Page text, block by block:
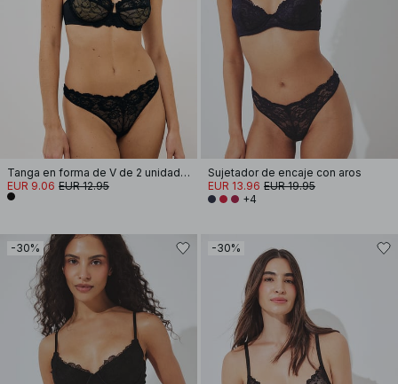
Tanga en forma de V de 2 unidades
EUR 9.06 EUR 12.95
Sujetador de encaje con aros
EUR 13.96 EUR 19.95
+4
-30% -30%